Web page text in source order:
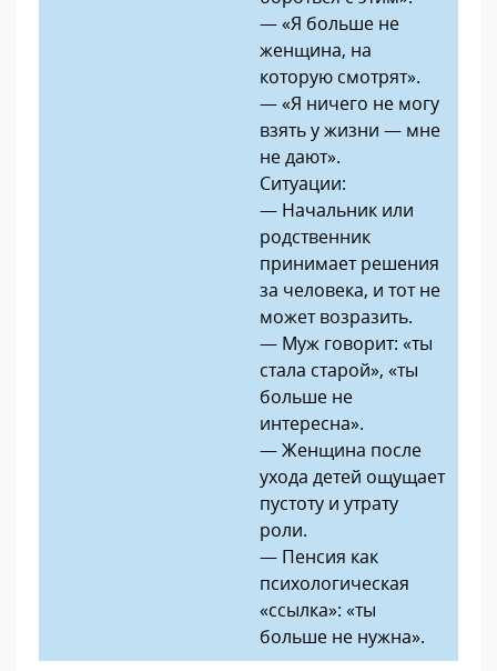
— «Я больше не
женщина, на
которую смотрят».
— «Я ничего не могу
взять у жизни — мне
не дают».
Ситуации:
— Начальник или
родственник
принимает решения
за человека, и тот не
может возразить.
— Муж говорит: «ты
стала старой», «ты
больше не
интересна».
— Женщина после
ухода детей ощущает
пустоту и утрату
роли.
— Пенсия как
психологическая
«ссылка»: «ты
больше не нужна».